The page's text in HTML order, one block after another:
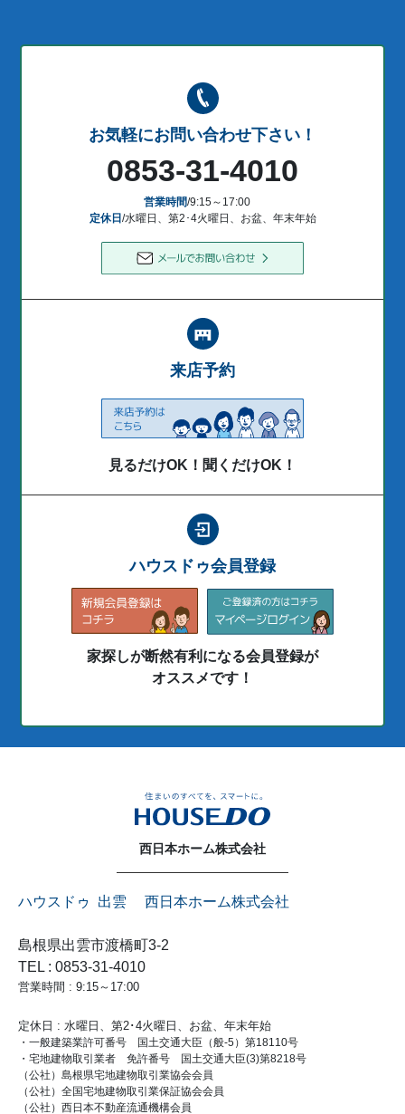
お気軽にお問い合わせ下さい！
0853-31-4010
営業時間/9:15～17:00
定休日/水曜日、第2･4火曜日、お盆、年末年始
来店予約
見るだけOK！聞くだけOK！
ハウスドゥ会員登録
家探しが断然有利になる会員登録が
オススメです！
西日本ホーム株式会社
ハウスドゥ 出雲 西日本ホーム株式会社
島根県出雲市渡橋町3-2
TEL : 0853-31-4010
営業時間 : 9:15～17:00
定休日 : 水曜日、第2･4火曜日、お盆、年末年始
・一般建築業許可番号 国土交通大臣（般-5）第18110号
・宅地建物取引業者 免許番号 国土交通大臣(3)第8218号
（公社）島根県宅地建物取引業協会会員
（公社）全国宅地建物取引業保証協会会員
（公社）西日本不動産流通機構会員